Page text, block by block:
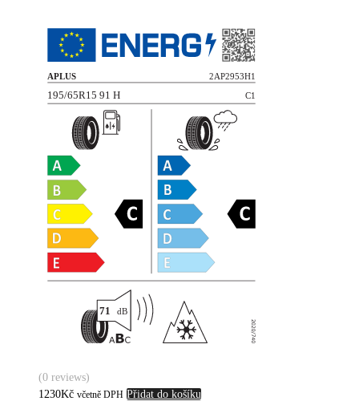
(0 reviews)
1230Kč včetně DPH Přidat do košíku